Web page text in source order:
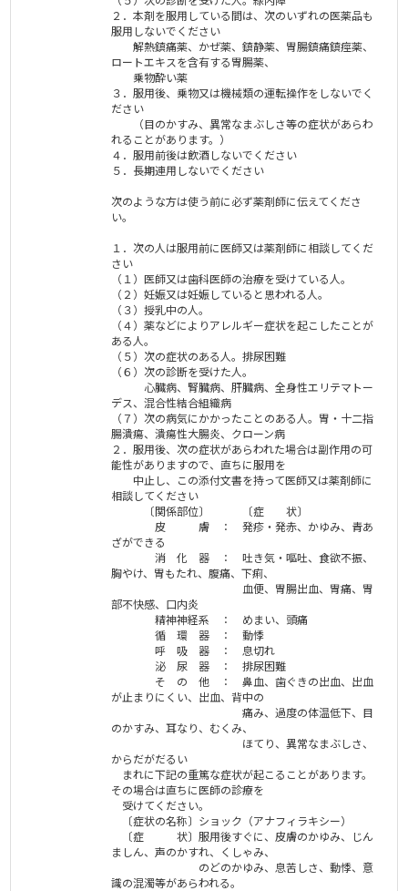
２．本剤を服用している間は、次のいずれの医薬品も
服用しないでください
解熱鎮痛薬、かぜ薬、鎮静薬、胃腸鎮痛鎮痙薬、
ロートエキスを含有する胃腸薬、
乗物酔い薬
３．服用後、乗物又は機械類の運転操作をしないでく
ださい
（目のかすみ、異常なまぶしさ等の症状があらわ
れることがあります。）
４．服用前後は飲酒しないでください
５．長期連用しないでください
次のような方は使う前に必ず薬剤師に伝えてくださ
い。
１．次の人は服用前に医師又は薬剤師に相談してくだ
さい
（１）医師又は歯科医師の治療を受けている人。
（２）妊娠又は妊娠していると思われる人。
（３）授乳中の人。
（４）薬などによりアレルギー症状を起こしたことが
ある人。
（５）次の症状のある人。排尿困難
（６）次の診断を受けた人。
心臓病、腎臓病、肝臓病、全身性エリテマトー
デス、混合性結合組織病
（７）次の病気にかかったことのある人。胃・十二指
腸潰瘍、潰瘍性大腸炎、クローン病
２．服用後、次の症状があらわれた場合は副作用の可
能性がありますので、直ちに服用を
中止し、この添付文書を持って医師又は薬剤師に
相談してください
〔関係部位〕 〔症 状〕
皮 膚 ： 発疹・発赤、かゆみ、青あ
ざができる
消 化 器 ： 吐き気・嘔吐、食欲不振、
胸やけ、胃もたれ、腹痛、下痢、
血便、胃腸出血、胃痛、胃
部不快感、口内炎
精神神経系 ： めまい、頭痛
循 環 器 ： 動悸
呼 吸 器 ： 息切れ
泌 尿 器 ： 排尿困難
そ の 他 ： 鼻血、歯ぐきの出血、出血
が止まりにくい、出血、背中の
痛み、過度の体温低下、目
のかすみ、耳なり、むくみ、
ほてり、異常なまぶしさ、
からだがだるい
まれに下記の重篤な症状が起こることがあります。
その場合は直ちに医師の診療を
受けてください。
〔症状の名称〕ショック（アナフィラキシー）
〔症 状〕服用後すぐに、皮膚のかゆみ、じん
ましん、声のかすれ、くしゃみ、
のどのかゆみ、息苦しさ、動悸、意
識の混濁等があらわれる。